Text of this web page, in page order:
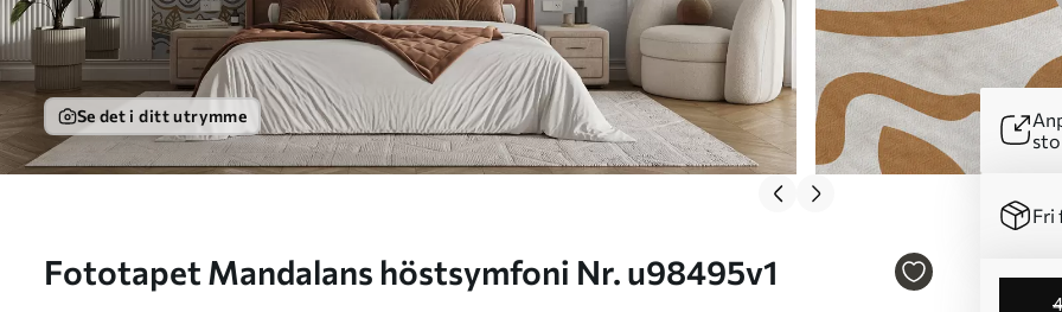
Se det i ditt utrymme
Fototapet Mandalans höstsymfoni Nr. u98495v1
Fri